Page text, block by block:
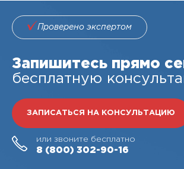
Проверено экспертом
Запишитесь прямо
бесплатную
ЗАПИСАТЬСЯ НА КОНСУЛЬТАЦИЮ
или звоните бесплатно
8 (800) 302-90-16